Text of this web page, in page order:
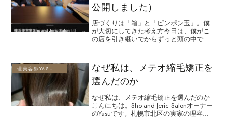
公開しました）
店づくりは「箱」と「ピンポン玉」。僕
が大切にしてきた考え方今日は、僕がこ
の店を引き継いでからずっと頭の中で使
すると、今の店の状態やこれからの方向
性がより理解しやすくな...
理美容師YASUのブログ
なぜ私は、メテオ縮毛矯正を
選んだのか
なぜ私は、メテオ縮毛矯正を選んだのか
こんにちは。Sho and Jeric Salonオーナー
のYasuです。札幌市北区の実家の理容室